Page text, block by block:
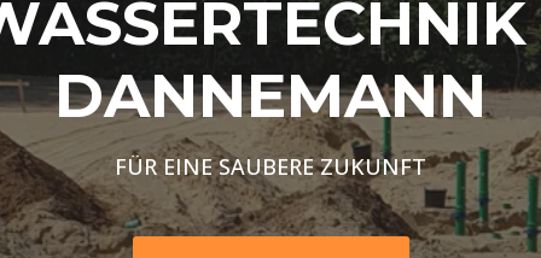
DANNEMANN
FÜR EINE SAUBERE ZUKUNFT